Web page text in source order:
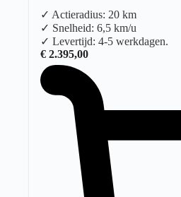
✓ Actieradius: 20 km
✓ Snelheid: 6,5 km/u
✓ Levertijd: 4-5 werkdagen.
€ 2.395,00